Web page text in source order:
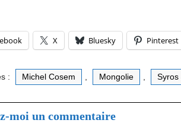
X Bluesky Pinterest
: Michel Cosem Mongolie Syros
moi un commentaire